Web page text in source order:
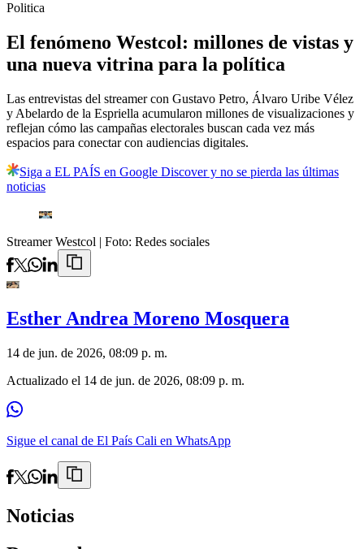
Politica
El fenómeno Westcol: millones de vistas y
una nueva vitrina para la política
Las entrevistas del streamer con Gustavo Petro, Álvaro Uribe Vélez
y Abelardo de la Espriella acumularon millones de visualizaciones y
reflejan cómo las campañas electorales buscan cada vez más
espacios para conectar con audiencias digitales.
Siga a EL PAÍS en Google Discover y no se pierda las últimas
noticias
Streamer Westcol | Foto: Redes sociales
Esther Andrea Moreno Mosquera
14 de jun. de 2026, 08:09 p. m.
Actualizado el 14 de jun. de 2026, 08:09 p. m.
Sigue el canal de El País Cali en WhatsApp
Noticias